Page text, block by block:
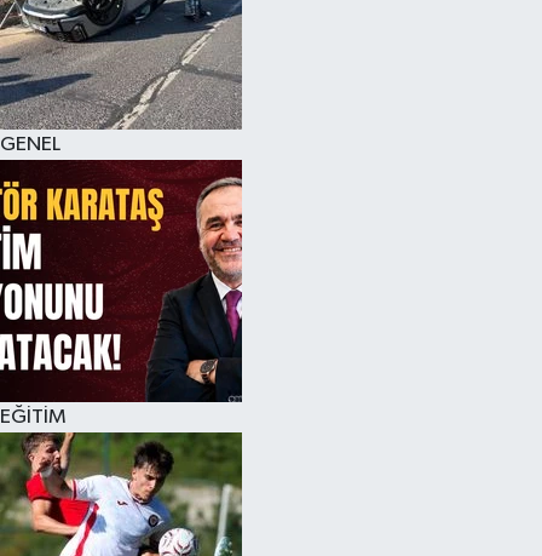
GENEL
EĞİTİM
KÜLTÜR SANAT
MAGAZİN
SAĞLIK
SİYASET
SPOR
TEKNOLOJİ
VİZYONDAKİLER
YAŞAM